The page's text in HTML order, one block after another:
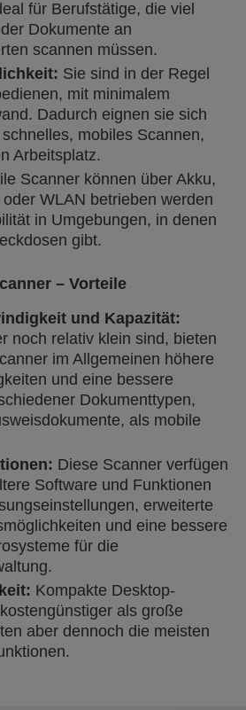
für Berufstätige, die viel
Dokumente an
scannen müssen.
Sie sind in der Regel
mit minimalem
Dadurch eignen sie sich
mobiles Scannen,
Arbeitsplatz.
Scanner können über Akku,
WLAN betrieben werden
in Umgebungen, in denen
gibt.
– Vorteile
und Kapazität:
noch relativ klein sind, bieten
im Allgemeinen höhere
und eine bessere
Dokumenttypen,
als mobile
Diese Scanner verfügen
Software und Funktionen
erweiterte
und eine bessere
für die
Kompakte Desktop-
als große
aber dennoch die meisten